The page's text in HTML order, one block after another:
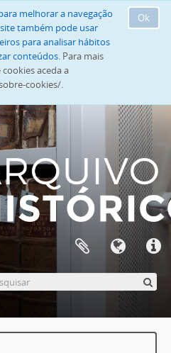
Ok
melhorar a navegação
também pode usar
para analisar hábitos
conteúdos. Para mais
aceda a
cookies/.